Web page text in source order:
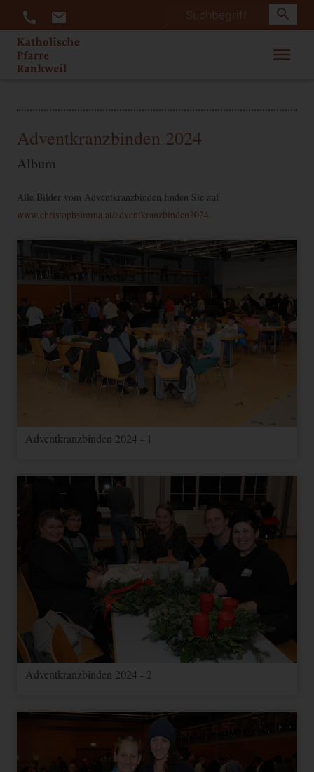
call mail search
menu
Adventkranzbinden 2024
Album
Alle Bilder vom Adventkranzbinden finden Sie auf
www.christophsimma.at/adventkranzbinden2024.
Adventkranzbinden 2024 - 1
Adventkranzbinden 2024 - 2